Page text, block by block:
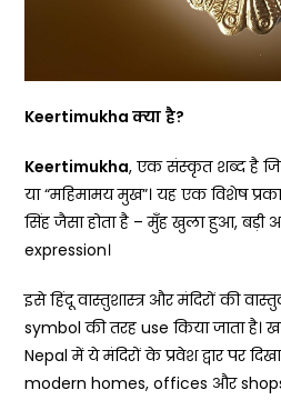
Keertimukhaक्या है?
Keertimukha, एक संस्कृत शब्द है
या “महिमामय मुख”। यह एक विशेष
सिंह जैसा होता है – मुँह खुला हुआ,
expression।
इसे हिंदू वास्तुशास्त्र और मंदिरों की
symbol की तरह use किया जाता
Nepal में ये मंदिरों के प्रवेश द्वार पर
modern homes, offices और